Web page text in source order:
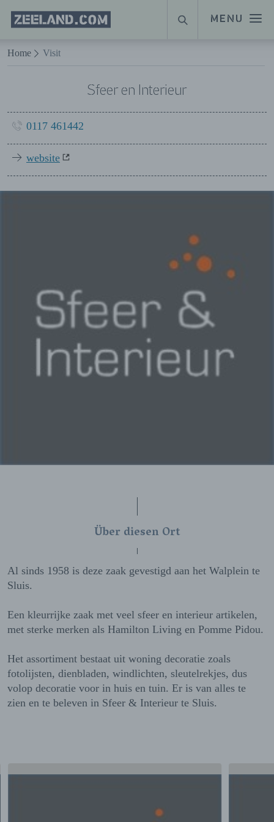
Naar hoofdinhoud
MENU
Homepage
Zeeland.com
SUCHE
Home Visit
Sfeer en Interieur
0117 461442
website
Über diesen Ort
Al sinds 1958 is deze zaak gevestigd aan het Walplein te
Sluis.
Een kleurrijke zaak met veel sfeer en interieur artikelen,
met sterke merken als Hamilton Living en Pomme Pidou.
Het assortiment bestaat uit woning decoratie zoals
fotolijsten, dienbladen, windlichten, sleutelrekjes, dus
volop decoratie voor in huis en tuin. Er is van alles te
zien en te beleven in Sfeer & Interieur te Sluis.